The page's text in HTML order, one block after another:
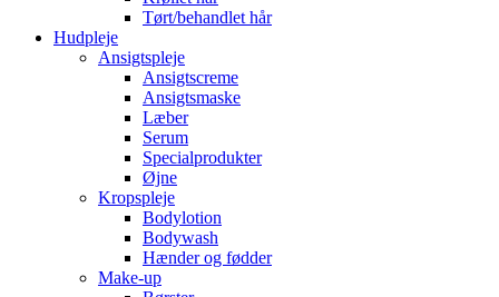
Tørt/behandlet hår
Hudpleje
Ansigtspleje
Ansigtscreme
Ansigtsmaske
Læber
Serum
Specialprodukter
Øjne
Kropspleje
Bodylotion
Bodywash
Hænder og fødder
Make-up